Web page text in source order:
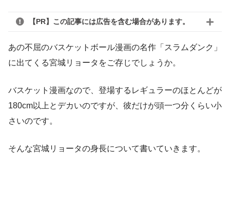
【PR】この記事には広告を含む場合があります。
あの不屈のバスケットボール漫画の名作「スラムダンク」
に出てくる宮城リョータをご存じでしょうか。
バスケット漫画なので、登場するレギュラーのほとんどが
180cm以上とデカいのですが、彼だけが頭一つ分くらい小
さいのです。
そんな宮城リョータの身長について書いていきます。